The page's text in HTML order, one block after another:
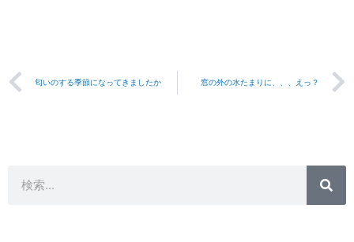
Prev
匂いのする季節になってきましたか 窓の外の水たまりに、、、えっ？
検